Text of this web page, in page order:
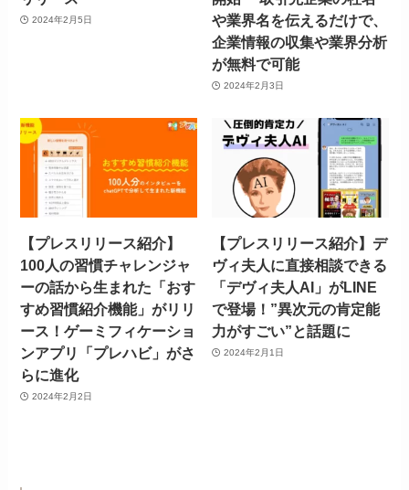
2024年2月5日
や業界名を伝えるだけで、
企業情報の収集や業界分析
が無料で可能
2024年2月3日
【プレスリリース紹介】
100人の習慣チャレンジャ
ーの話から生まれた「おす
すめ習慣紹介機能」がリリ
ース！ゲーミフィケーショ
ンアプリ「プレハビ」がさ
らに進化
2024年2月2日
【プレスリリース紹介】デ
ヴィ夫人に直接相談できる
「デヴィ夫人AI」がLINE
で登場！”異次元の肯定能
力がすごい”と話題に
2024年2月1日